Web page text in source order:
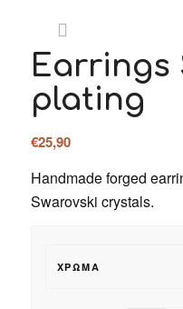
Earrings
plating
€25,90
Handmade forged
Swarovski crystals.
ΧΡΏΜΑ